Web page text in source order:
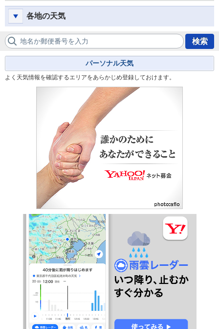
各地の天気
地名か郵便番号を入力 検索
パーソナル天気
よく天気情報を確認するエリアをあらかじめ登録しておけます。